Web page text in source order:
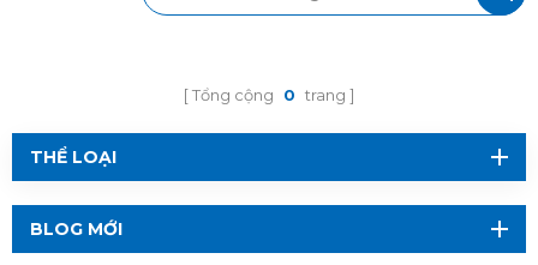
Tổng cộng 0 trang
THỂ LOẠI
BLOG MỚI